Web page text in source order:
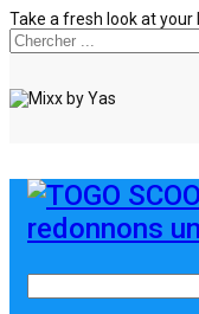
Take a fresh look at your
redonnons